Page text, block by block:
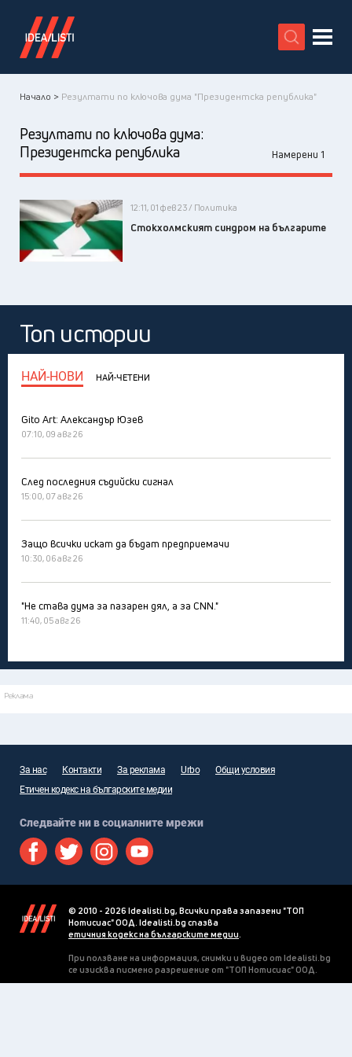
X
Начало > Резултати по ключова дума "Президентска република"
Резултати по ключова дума:
Президентска република
Намерени 1
12:11, 01 фев 23 / Политика
Стокхолмският синдром на българите
Топ истории
НАЙ-НОВИ НАЙ-ЧЕТЕНИ
Gito Art: Александър Юзев
07:10, 09 авг 26
След последния съдийски сигнал
15:00, 07 авг 26
Защо всички искат да бъдат предприемачи
10:30, 06 авг 26
"Не става дума за пазарен дял, а за CNN."
11:40, 05 авг 26
Реклама
За нас Контакти За реклама Urbo
Общи условия
Етичен кодекс на българските медии
Следвайте ни в социалните мрежи
© 2010 - 2026 Idealisti.bg, Всички права запазени "ТОП
Нотисиас" ООД. Idealisti.bg спазва
етичния кодекс на българските медии.
При ползване на информация, снимки и видео от Idealisti.bg
се изисква писмено разрешение от "ТОП Нотисиас" ООД.